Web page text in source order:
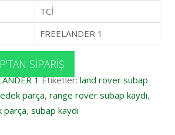
TCİ
FREELANDER 1
SIPARIŞ
1 Etiketler: land rover subap
parça, range rover subap kaydı,
parça, subap kaydı